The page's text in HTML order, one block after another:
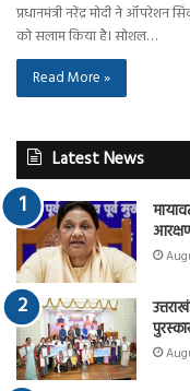
प्रधानमंत्री नरेंद्र मोदी ने ऑपरेशन
को सलाम किया है। सोशल…
Read More »
Latest News